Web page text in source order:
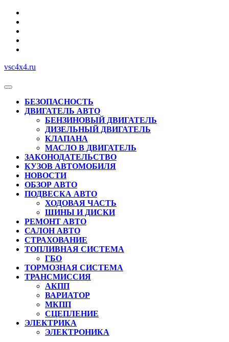
Перейти
содержимому
vsc4x4.ru
Кнопка
ОткрытьБЕЗОПАСНОСТЬ
ДВИГАТЕЛЬ АВТО
БЕНЗИНОВЫЙ ДВИГАТЕЛЬ
ДИЗЕЛЬНЫЙ ДВИГАТЕЛЬ
КЛАПАНА
МАСЛО В ДВИГАТЕЛЬ
ЗАКОНОДАТЕЛЬСТВО
КУЗОВ АВТОМОБИЛЯ
НОВОСТИ
ОБЗОР АВТО
ПОДВЕСКА АВТО
ХОДОВАЯ ЧАСТЬ
ШИНЫ И ДИСКИ
РЕМОНТ АВТО
САЛОН АВТО
СТРАХОВАНИЕ
ТОПЛИВНАЯ СИСТЕМА
ГБО
ТОРМОЗНАЯ СИСТЕМА
ТРАНСМИССИЯ
АКПП
ВАРИАТОР
МКПП
СЦЕПЛЕНИЕ
ЭЛЕКТРИКА
ЭЛЕКТРОНИКА